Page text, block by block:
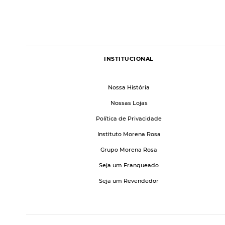
INSTITUCIONAL
Nossa História
Nossas Lojas
Política de Privacidade
Instituto Morena Rosa
Grupo Morena Rosa
Seja um Franqueado
Seja um Revendedor